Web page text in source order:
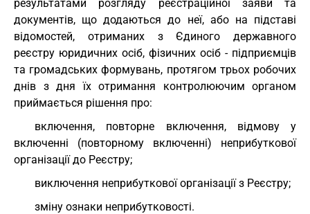
результатами розгляду реєстраційної заяви та
документів, що додаються до неї, або на підставі
відомостей, отриманих з Єдиного державного
реєстру юридичних осіб, фізичних осіб - підприємців
та громадських формувань, протягом трьох робочих
днів з дня їх отримання контролюючим органом
приймається рішення про:
включення, повторне включення, відмову у
включенні (повторному включенні) неприбуткової
організації до Реєстру;
виключення неприбуткової організації з Реєстру;
зміну ознаки неприбутковості.